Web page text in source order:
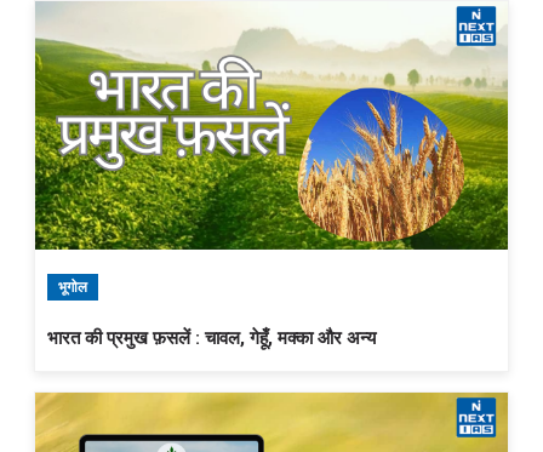
भूगोल
भारत की प्रमुख फ़सलें : चावल, गेहूँ, मक्का और अन्य